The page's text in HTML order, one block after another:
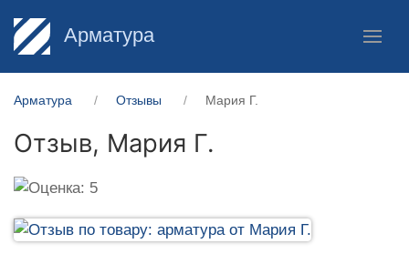
Арматура
Арматура Отзывы Мария Г.
Отзыв, Мария Г.